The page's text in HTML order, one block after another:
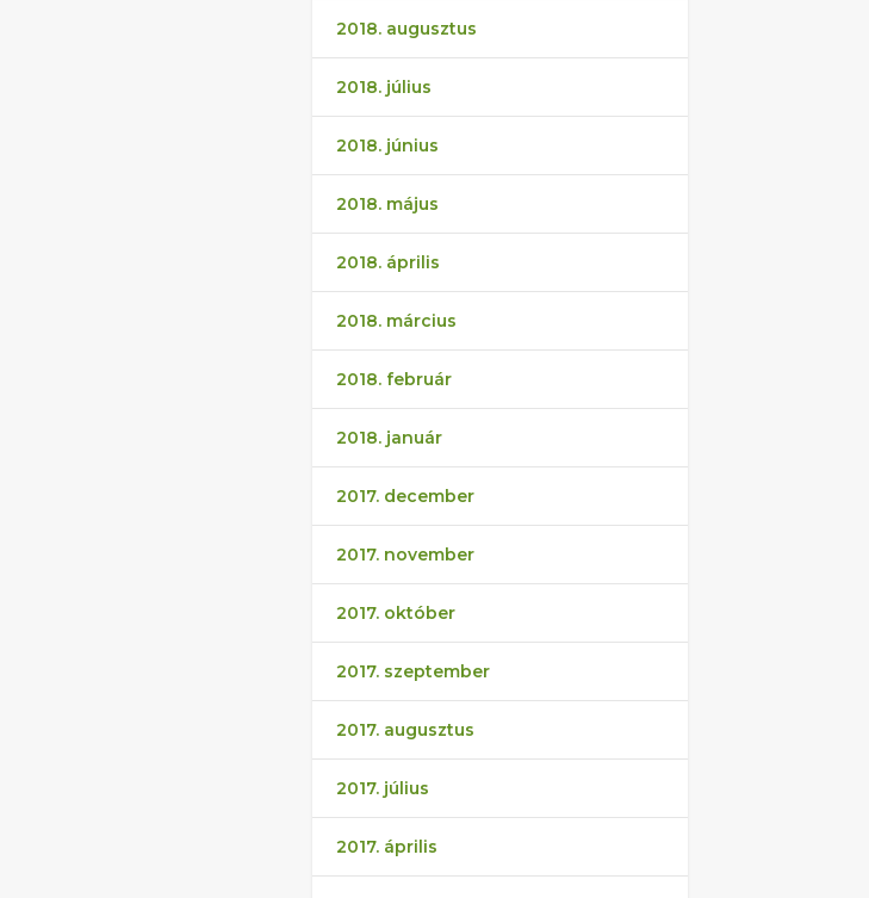
2018. augusztus
2018. július
2018. június
2018. május
2018. április
2018. március
2018. február
2018. január
2017. december
2017. november
2017. október
2017. szeptember
2017. augusztus
2017. július
2017. április